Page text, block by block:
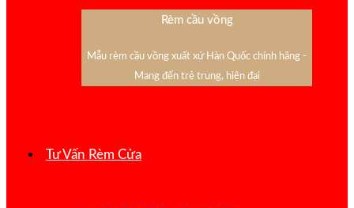
Rèm cầu vồng
Mẫu rèm cầu vồng xuất xứ Hàn Quốc chính hãng -
Mang đến trẻ trung, hiện đại
Tư Vấn Rèm Cửa